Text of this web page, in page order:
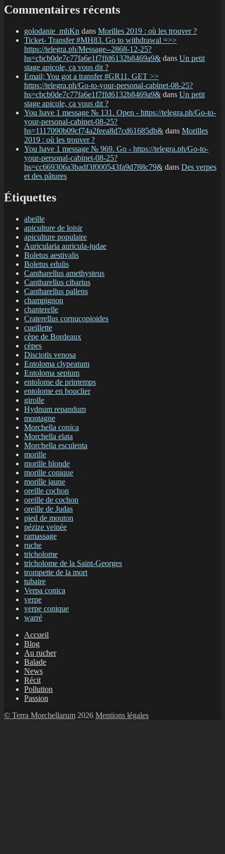
Commentaires récents
golodanie_mhKn dans Morilles 2019 : où les trouver ?
Ticket- Transfer #MH83. Go to withdrawal =>>
https://telegra.ph/Message--2868-12-25?
hs=cbcb0de7c77fa6e1f7ffd6132b8469a9& dans Un petit
stage apicole, ça vous dit ?
Email; You got a transfer #GR11. GET >>
https://telegra.ph/Go-to-your-personal-cabinet-08-25?
hs=cbcb0de7c77fa6e1f7ffd6132b8469a9& dans Un petit
stage apicole, ça vous dit ?
You have 1 message № 131. Open - https://telegra.ph/Go-to-
your-personal-cabinet-08-25?
hs=1117090b09cf74a2feea8d7cd61685db& dans Morilles
2019 : où les trouver ?
You have 1 message № 969. Go - https://telegra.ph/Go-to-
your-personal-cabinet-08-25?
hs=cc669306a3badf3f000543fa9d788c79& dans Des verpes
et des pâtures
Étiquettes
abeille
apiculture de loisir
apiculture populaire
Auricularia auricula-judae
Boletus aestivalis
Boletus edulis
Cantharellus amethysteus
Cantharellus cibarius
Cantharellus pallens
champignon
chanterelle
Craterellus cornucopioides
cueillette
cèpe de Bordeaux
cèpes
Disciotis venosa
Entoloma clypeatum
Entoloma sepium
entolome de printemps
entolome en bouclier
girolle
Hydnum repandum
montagne
Morchella conica
Morchella elata
Morchella esculenta
morille
morille blonde
morille conique
morille jaune
oreille cochon
oreille de cochon
oreille de Judas
pied de mouton
pézize veinée
ramassage
ruche
tricholome
tricholome de la Saint-Georges
trompette de la mort
tubaire
Verpa conica
verpe
verpe conique
warré
Accueil
Blog
Au rucher
Balade
News
Récit
Pollution
Passion
© Terra Morchellarum 2026 Mentions légales